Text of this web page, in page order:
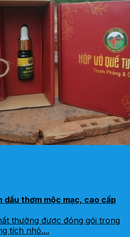
dầu thơm mộc mạc, cao cấp
thường được đóng gói trong
tích nhỏ....